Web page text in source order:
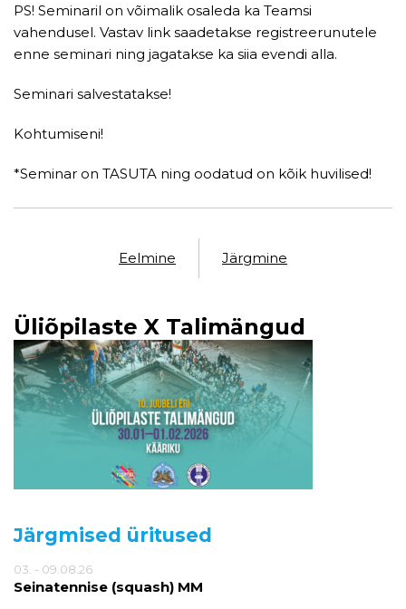
Üliõpilaste X Talimängud
Järgmised üritused
03. - 09.08.26
Seinatennise (squash) MM
PS! Seminaril on võimalik osaleda ka Teamsi
vahendusel. Vastav link saadetakse registreerunutele
enne seminari ning jagatakse ka siia evendi alla.
Seminari salvestatakse!
Kohtumiseni!
*Seminar on TASUTA ning oodatud on kõik huvilised!
Eelmine Järgmine